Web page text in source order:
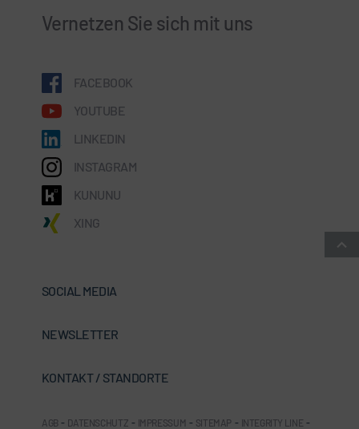
Vernetzen Sie sich mit uns
FACEBOOK
YOUTUBE
LINKEDIN
INSTAGRAM
KUNUNU
XING
SOCIAL MEDIA
NEWSLETTER
KONTAKT / STANDORTE
AGB - DATENSCHUTZ - IMPRESSUM - SITEMAP - INTEGRITY LINE -